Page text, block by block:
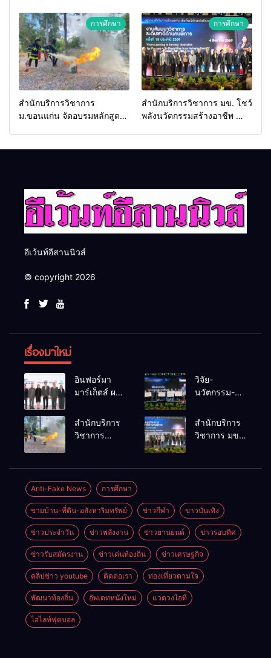
2026 เชื่อม 4 งานใหญ่ สร้าง
โอกาสธุรกิจครบวงจร ด้วย
ครับ
ประเทศ
การศึกษา
สำนักบริการวิชาการ
ม.ขอนแก่น จัดอบรมหลักสูตร
การศึกษา
สำนักบริการวิชาการ มข. โชว์
พลังนวัตกรรมสร้างอาชีพ นำ
อีเว้นท์อีสานนิวส์
© copyright 2026
เรื่องมาใหม่
อินฟอร์มา
มาร์เก็ตส์ ผนึก
ธุรกิจท่อง
เที่ยว-บริการ
Thailand
2026 เชื่อม 4
งานใหญ่
สร้างโอกาส
ธุรกิจครบ
วงจร ด้วยครับ
วิจัย-
นวัตกรรม-
คือโอกาสใหม่
ของคนพิการ
เศรษฐกิจ
สำนักบริการ
วิชาการ
เพลิงขั้นต้น”
ยกระดับ
ศักยภาพเจ้า
หน้าที่ท้องถิ่น
รับมืออัคคีภัย
ตามมาตรฐาน
สากล
สำนักบริการ
วิชาการ มข.
เวทีระดับชาติ
NCPD 2026
เปลี่ยน “ผ้า
เหลือ” สู่ราย
ได้ที่ยั่งยืน
Anti-Fake News การศึกษา
ขายบ้าน-ที่ดิน-อสังหาริมทรัพย์ ข่าวกีฬา ข่าวบันเทิง
ข่าวประจำวัน ข่าวพลังงาน ข่าวยานยนต์ ข่าวรอบทิศ
ข่าวรับสมัตรงาน ข่าวเด่นท้องถิ่น ข่าวเศรษฐกิจ
คลิปข่าว youtube ติดต่อเรา ท่องเที่ยวตามใจ
พัฒนาท้องถิ่น อัพเดทหนังใหม่ แวดวงไอที
ไฮไลท์ฟุตบอล